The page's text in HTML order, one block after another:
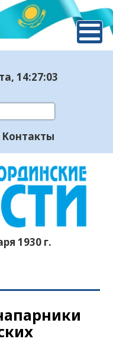
, 14:27:04
Контакты
1930 г.